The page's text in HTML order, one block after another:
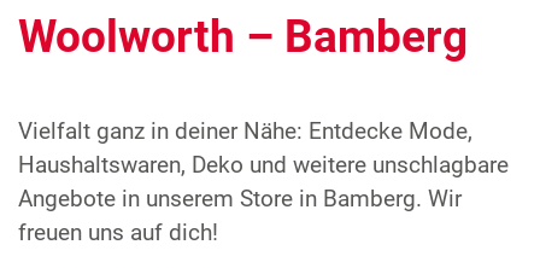
Woolworth – Bamberg
Vielfalt ganz in deiner Nähe: Entdecke Mode,
Haushaltswaren, Deko und weitere unschlagbare
Angebote in unserem Store in Bamberg. Wir
freuen uns auf dich!